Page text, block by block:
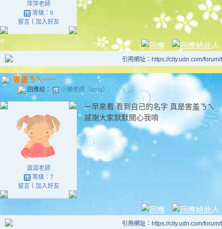
萍萍老師
等級：6
留言｜ 加入好友
引用網址：https://city.udn.com/
害羞ㄋㄟ~~~
回應給： 小豬老師（epig）
滋滋老師
等級：7
留言｜ 加入好友
一早來看 看到自己的名字 真是害羞ㄋㄟ
感謝大家默默關心我唷
引用網址：https://city.udn.com/